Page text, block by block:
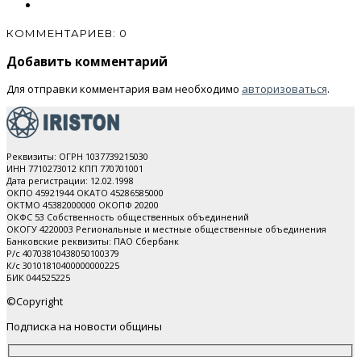
КОММЕНТАРИЕВ: 0
Добавить комментарий
Для отправки комментария вам необходимо авторизоваться.
Реквизиты: ОГРН 1037739215030
ИНН 7710273012 КПП 770701001
Дата регистрации: 12.02.1998
ОКПО 45921944 ОКАТО 45286585000
ОКТМО 45382000000 ОКОПФ 20200
ОКФС 53 Собственность общественных объединений
ОКОГУ 4220003 Региональные и местные общественные объединения
Банковские реквизиты: ПАО Cбербанк
Р/с 40703810438050100379
К/с 30101810400000000225
БИК 044525225
©Copyright
Подписка на новости общины